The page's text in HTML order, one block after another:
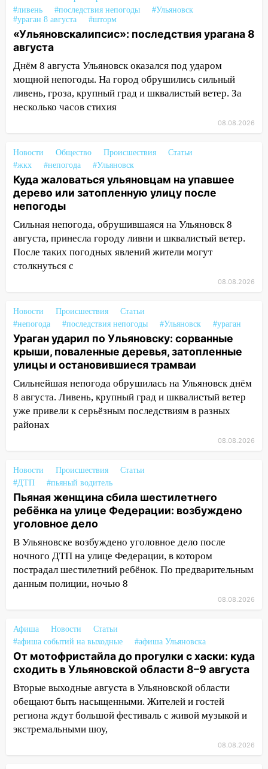
14:14 Студента из Ульяновска обманули
мошенники под видом преподавателя
14:12 Куда жаловаться ульяновцам на
упавшее дерево или затопленную улицу
после непогоды
13:59 В Новом городе ураганным
ветром сорвало опалубку со
13:54
В мэрии Ульяновска рассказали,
как устраняют последствия мощного
шторма
13:49 Стихия продолжает крушить
Ульяновск: дерево рухнуло на дом на
Орджоникидзе
13:47 На Нижней Террасе мощным
ветром вырвало дерево с корнем
Сильный ветер сорвал крышу с
13:35
Непогода продолжает бить по
транспорту: в Ульяновске трамвай
сошёл с рельсов
13:22 Упавшие деревья перекрыли
дороги в Ульяновске: фото
13:17 Непогода в Ульяновске не
закончится сегодня: сильные ливни
сохранятся 9 августа
житель Вешкаймского района похитил у
знакомого 191 тысячу рублей
13:14 Ураган оторвал светофор на
проспекте Филатова в Ульяновске
Новгородской в Ульяновске и рухнуло
на электрощит
13:10 В Заволжском районе дерево
сорванные крыши, поваленные деревья,
затопленные улицы и остановившиеся
трамваи
12:17
Ульяновск накрыл крупный град:
после ливня город снова уходит под
воду
12:12 Прокуратура взяла на контроль
ДТП с шестилетним ребёнком на улице
#ливень
#последствия непогоды
#Ульяновск
#ураган 8 августа
#шторм
«Ульяновскалипсис»: последствия урагана 8
августа
Днём 8 августа Ульяновск оказался под ударом
мощной непогоды. На город обрушились сильный
ливень, гроза, крупный град и шквалистый ветер. За
несколько часов стихия
08.08.2026
Новости Общество Происшествия
Статьи
#жкх
#непогода #Ульяновск
Куда жаловаться ульяновцам на упавшее
дерево или затопленную улицу после
непогоды
Сильная непогода, обрушившаяся на Ульяновск 8
августа, принесла городу ливни и шквалистый ветер.
После таких погодных явлений жители могут
столкнуться с
08.08.2026
Новости Происшествия
Статьи
#непогода
#последствия непогоды #Ульяновск #ураган
Ураган ударил по Ульяновску: сорванные
крыши, поваленные деревья, затопленные
улицы и остановившиеся трамваи
Сильнейшая непогода обрушилась на Ульяновск днём
8 августа. Ливень, крупный град и шквалистый ветер
уже привели к серьёзным последствиям в разных
районах
08.08.2026
Новости Происшествия
Статьи
#ДТП
#пьяный водитель
Пьяная женщина сбила шестилетнего
ребёнка на улице Федерации: возбуждено
уголовное дело
В Ульяновске возбуждено уголовное дело после
ночного ДТП на улице Федерации, в котором
пострадал шестилетний ребёнок. По предварительным
данным полиции, ночью 8
08.08.2026
Афиша Новости
Статьи
#афиша событий на выходные
#афиша Ульяновска
От мотофристайла до прогулки с хаски: куда
сходить в Ульяновской области 8–9 августа
Вторые выходные августа в Ульяновской области
обещают быть насыщенными. Жителей и гостей
региона ждут большой фестиваль с живой музыкой и
экстремальными шоу,
08.08.2026